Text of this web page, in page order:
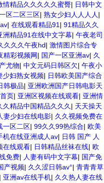
情精品久久久久久蜜臀| 日韩中文
区二区三区| 熟女少妇人人人人 |
| 在线观看精品91 | 91精品久久
洲精品91在线中文字幕| 午夜老司
久久久午夜hd| 激情图片综合专
精彩视频网| 国产一区亚洲av| 久
尤物| 中文元码日韩区欠| 午夜小
少妇熟女视频| 日韩欧美国产综合
韩极品| 亚洲欧洲国产日韩电影天
页| 亚洲区视频在线观看| 亚洲情
久精品中国精品久久久 | 天天操天
妻少妇在线电影| 久久视频免费在
一区二区| 99久久99热综合| 欧美
机在线亚洲成人av| 日韩 国产 人
在线观看| 日韩精品丝袜在线| 欧
免费| 人妻有码中文字幕| 国产免
产视频| 久久涩日韩av°| 青青青草
| 亚洲av在线手机| 久久热人妻在线